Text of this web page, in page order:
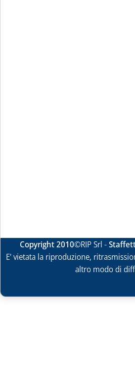
Copyright 2010©RIP Srl -
E' vietata la riproduzione,
altro modo di